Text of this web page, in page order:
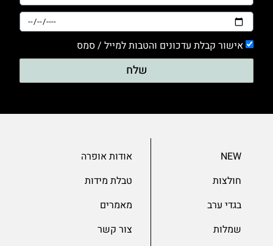
אישור קבלת עדכונים והטבות למייל / סמס
שלח
NEW
חולצות
בגדי ערב
שמלות
אודות אופרה
טבלת מידות
מאמרים
צור קשר